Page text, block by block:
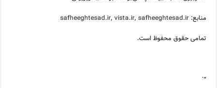
منابع:
safheeghtesad.ir, vista.ir, safheeghtesad.ir
تمامی حقوق محفوظ است.
“`